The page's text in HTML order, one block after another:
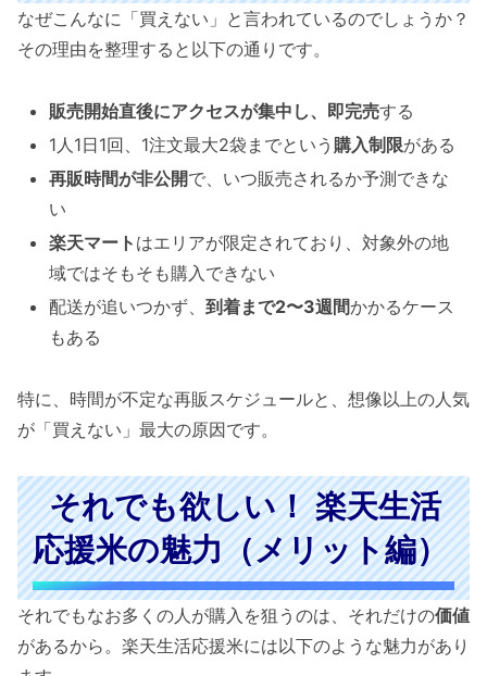
なぜこんなに「買えない」と言われているのでしょうか？
その理由を整理すると以下の通りです。
販売開始直後にアクセスが集中し、即完売する
1人1日1回、1注文最大2袋までという 購入制限がある
再販時間が非公開で、いつ販売されるか予測できな
い
楽天マート はエリアが限定されており、対象外の地
域ではそもそも購入できない
配送が追いつかず、到着まで2〜3週間かかるケース
もある
特に、時間が不定な再販スケジュールと、想像以上の人気
が「買えない」最大の原因です。
それでも欲しい！ 楽天生活
応援米の魅力（メリット編）
それでもなお多くの人が購入を狙うのは、それだけの価値
があるから。楽天生活応援米には以下のような魅力があり